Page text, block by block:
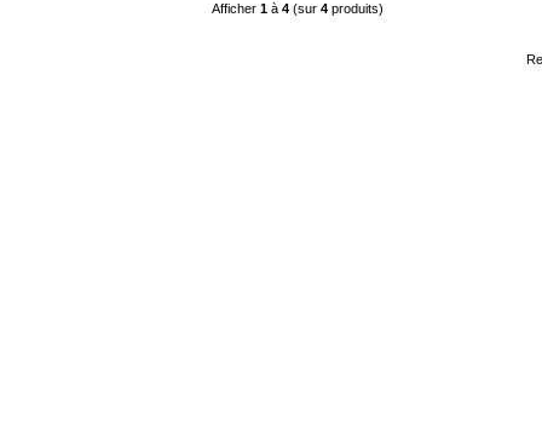
Afficher 1 à 4 (sur 4 produits)